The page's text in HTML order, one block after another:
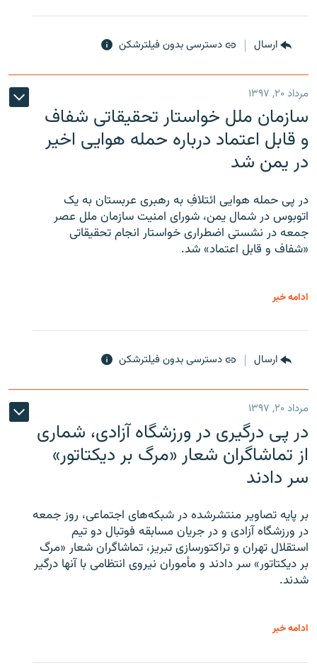
ارسال دسترسی بدون فیلترشکن
مرداد ۲۰, ۱۳۹۷
سازمان ملل خواستار تحقیقاتی شفاف
و قابل اعتماد درباره حمله هوایی اخیر
در یمن شد
در پی حمله هوایی ائتلافِ به رهبری عربستان به یک
اتوبوس در شمال یمن، شورای امنیت سازمان ملل عصر
جمعه در نشستی اضطراری خواستار انجام تحقیقاتی
«شفاف و قابل اعتماد» شد.
ادامه خبر
ارسال دسترسی بدون فیلترشکن
مرداد ۲۰, ۱۳۹۷
در پی درگیری در ورزشگاه آزادی، شماری
از تماشاگران شعار «مرگ بر دیکتاتور»
سر دادند
بر پایه تصاویر منتشرشده در شبکه‌های اجتماعی، روز جمعه
در ورزشگاه آزادی و در جریان مسابقه فوتبال دو تیم
استقلال تهران و تراکتورسازی تبریز، تماشاگران شعار «مرگ
بر دیکتاتور» سر دادند و مأموران نیروی انتظامی با آنها درگیر
شدند.
ادامه خبر